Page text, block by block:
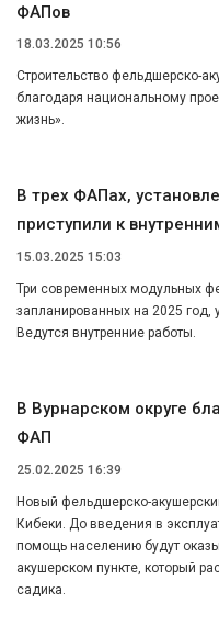
ФАПов
18.03.2025 10:56
Строительство фельдшерско-
благодаря национальному
жизнь».
В трех ФАПах,
приступили к
15.03.2025 15:03
Три современных модульных
запланированных на 2025 год,
Ведутся внутренние работы.
В Вурнарском округе
ФАП
25.02.2025 16:39
Новый фельдшерско-
Кибеки. До введения в
помощь населению будут
акушерском пункте, который
садика.